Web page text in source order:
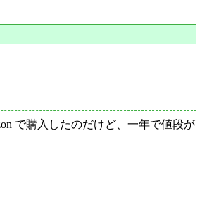
で購入したのだけど、一年で値段が